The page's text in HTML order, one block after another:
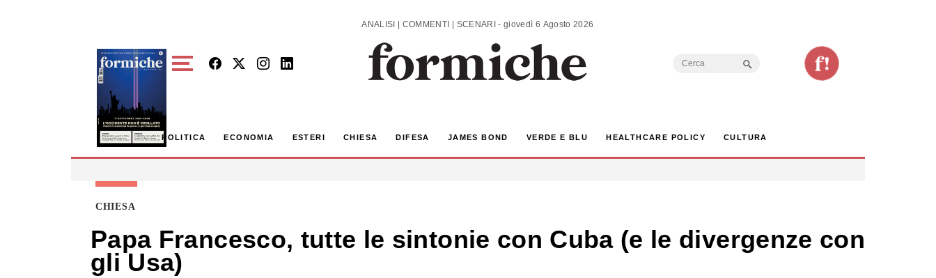
ANALISI | COMMENTI | SCENARI - giovedì 6 Agosto 2026
Search
POLITICA ECONOMIA ESTERI CHIESA DIFESA JAMES BOND VERDE E BLU HEALTHCARE POLICY CULTURA
CHIESA
Papa Francesco, tutte le sintonie con Cuba (e le divergenze con
gli Usa)